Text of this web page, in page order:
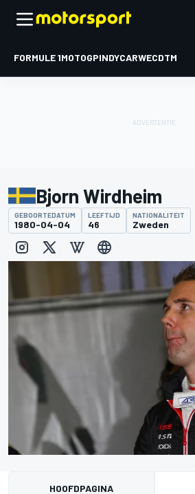
FORMULE 1MOTOGPINDYCARWECDTM
Bjorn Wirdheim
GEBOORTEDATUM
1980-04-04
LEEFTIJD
46
NATIONALITEIT
Zweden
HOOFDPAGINA